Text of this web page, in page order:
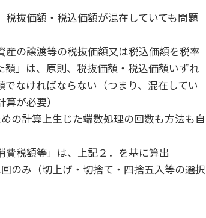
税抜価額・税込価額が混在していても問題
産の譲渡等の税抜価額又は税込価額を税率
額」は、原則、税抜価額・税込価額いずれ
でなければならない（つまり、混在してい
が必要）
の計算上生じた端数処理の回数も方法も自
費税額等」は、上記２．を基に算出
のみ（切上げ・切捨て・四捨五入等の選択